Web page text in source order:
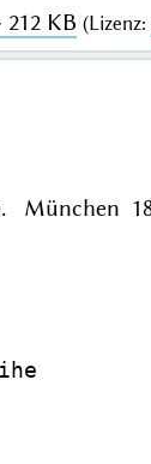
212 KB (Lizenz:
München